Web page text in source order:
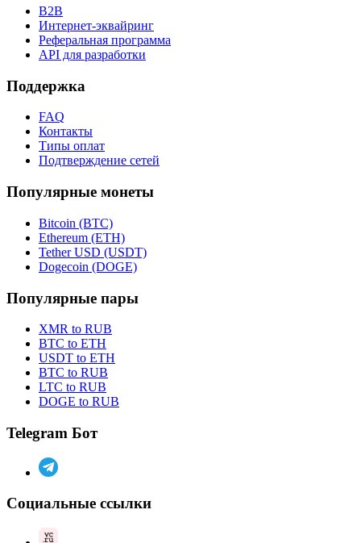
B2B
Интернет-эквайринг
Реферальная программа
API для разработки
Поддержка
FAQ
Контакты
Типы оплат
Подтверждение сетей
Популярные монеты
Bitcoin (BTC)
Ethereum (ETH)
Tether USD (USDT)
Dogecoin (DOGE)
Популярные пары
XMR to RUB
BTC to ETH
USDT to ETH
BTC to RUB
LTC to RUB
DOGE to RUB
Telegram Бот
Социальные ссылки